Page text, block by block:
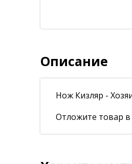
Описание
Нож Кизляр -
Отложите товар в